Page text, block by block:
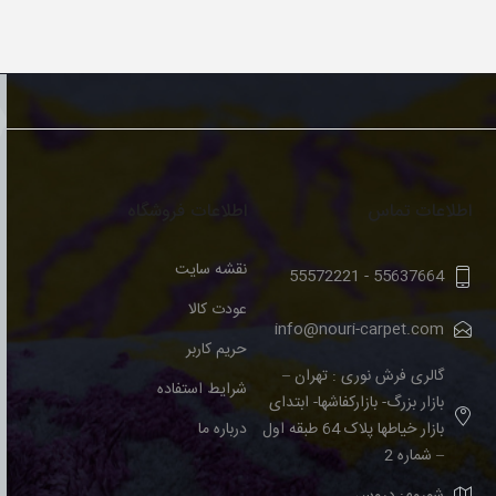
اطلاعات تماس
55637664
-
55572221
info@nouri-carpet.com
گالری فرش نوری : تهران –
بازار بزرگ- بازارکفاشها- ابتدای
بازار خیاطها پلاک 64 طبقه اول
– شماره 2
اطلاعات فروشگاه
نقشه سایت
عودت کالا
حریم کاربر
شرایط استفاده
درباره ما